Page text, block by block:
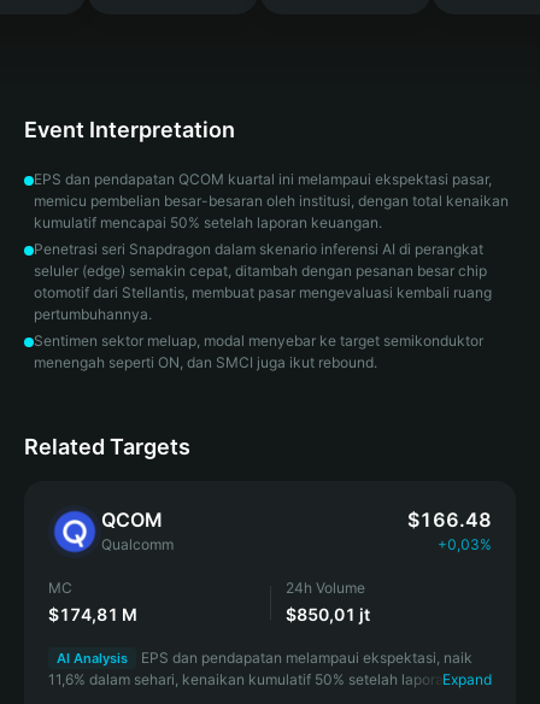
Event Interpretation
EPS dan pendapatan QCOM kuartal ini melampaui ekspektasi pasar,
memicu pembelian besar-besaran oleh institusi, dengan total kenaikan
kumulatif mencapai 50% setelah laporan keuangan.
Penetrasi seri Snapdragon dalam skenario inferensi AI di perangkat
seluler (edge) semakin cepat, ditambah dengan pesanan besar chip
otomotif dari Stellantis, membuat pasar mengevaluasi kembali ruang
pertumbuhannya.
Sentimen sektor meluap, modal menyebar ke target semikonduktor
menengah seperti ON, dan SMCI juga ikut rebound.
Related Targets
QCOM $166.48
Qualcomm +0,03%
MC
$174,81 M
24h Volume
$850,01 jt
AI Analysis
EPS dan pendapatan melampaui ekspektasi, naik
11,6% dalam sehari, kenaikan kumulatif 50% setelah laporanExpand